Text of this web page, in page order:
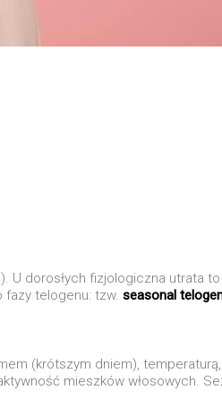
dorosłych fizjologiczna utrata to
telogenu: tzw. seasonal
(krótszym dniem),
mieszków włosowych.